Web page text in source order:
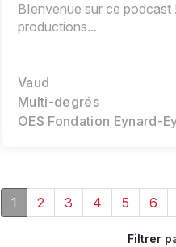
BIenvenue sur ce podcast
productions...
Vaud
Multi-degrés
OES Fondation Eynard-
1 2 3 4 5 6
Filtrer